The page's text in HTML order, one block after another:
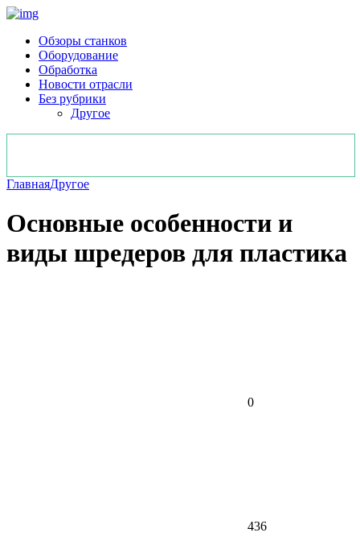
Обзоры станков
Оборудование
Обработка
Новости отрасли
Без рубрики
Другое
ГлавнаяДругое
Основные особенности и
виды шредеров для пластика
0
436